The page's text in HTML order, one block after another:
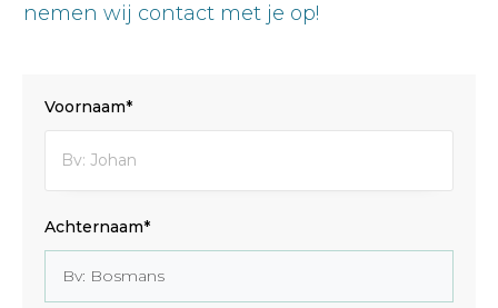
nemen wij contact met je op!
Voornaam*
Achternaam*